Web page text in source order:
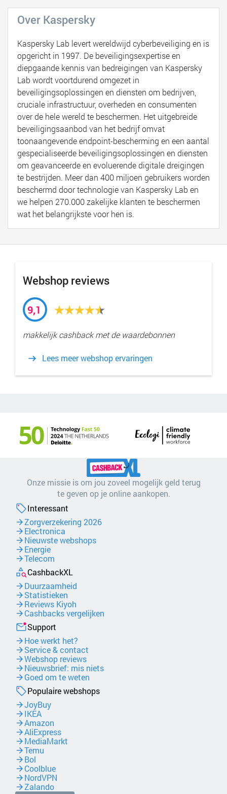
Over Kaspersky
Kaspersky Lab levert wereldwijd cyberbeveiliging en is
opgericht in 1997. De beveiligingsexpertise en
diepgaande kennis van bedreigingen van Kaspersky
Lab wordt voortdurend omgezet in
beveiligingsoplossingen en diensten om bedrijven,
cruciale infrastructuur, overheden en consumenten
over de hele wereld te beschermen. Het uitgebreide
beveiligingsaanbod van het bedrijf omvat
toonaangevende endpoint-bescherming en een aantal
gespecialiseerde beveiligingsoplossingen en diensten
om geavanceerde en evoluerende digitale dreigingen
te bestrijden. Meer dan 400 miljoen gebruikers worden
beschermd door technologie van Kaspersky Lab en
we helpen 270.000 zakelijke klanten te beschermen
wat het belangrijkste voor hen is.
Webshop reviews
9,1
makkelijk cashback met de waardebonnen
Lees meer webshop ervaringen
Onze missie is om jou zoveel mogelijk geld terug
te geven op je online aankopen.
Interessant
Zorgverzekering 2026
Electronica
Nieuwste webshops
Energie
Telecom
CashbackXL
Duurzaamheid
Statistieken
Reviews Kiyoh
Cashbacks vergelijken
Support
Hoe werkt het?
Service & contact
Webshop reviews
Nieuwsbrief: mis niets
Goed om te weten
Populaire webshops
JoyBuy
IKEA
Amazon
AliExpress
MediaMarkt
Temu
Bol
Coolblue
NordVPN
Zalando